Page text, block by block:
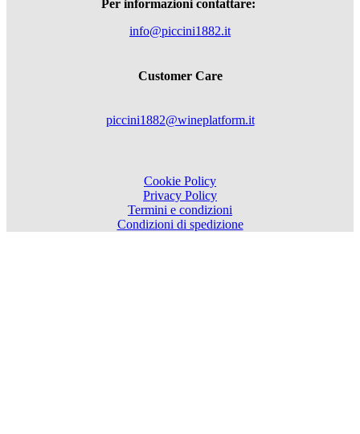
Per informazioni contattare:
info@piccini1882.it
Customer Care
piccini1882@wineplatform.it
Cookie Policy
Privacy Policy
Termini e condizioni
Condizioni di spedizione